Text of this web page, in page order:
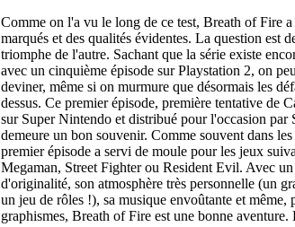
Comme on l'a vu le long de ce test, Breath of Fire a
marqués et des qualités évidentes. La question est
triomphe de l'autre. Sachant que la série existe
avec un cinquième épisode sur Playstation 2, on
deviner, même si on murmure que désormais les
dessus. Ce premier épisode, première tentative de
sur Super Nintendo et distribué pour l'occasion par
demeure un bon souvenir. Comme souvent dans
premier épisode a servi de moule pour les jeux
Megaman, Street Fighter ou Resident Evil. Avec
d'originalité, son atmosphère très personnelle (un
un jeu de rôles !), sa musique envoûtante et même,
graphismes, Breath of Fire est une bonne aventure.